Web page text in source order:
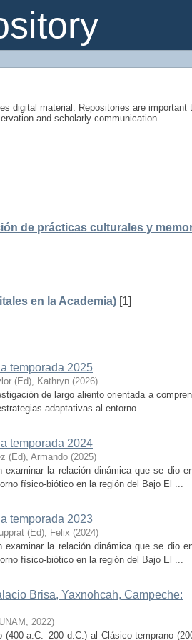
digital material. Repositories are important
and scholarly communication.
de prácticas culturales y
en la Academia) [1]
temporada 2025
(Ed), Kathryn (2026)
de largo aliento orientada a
adaptativas al entorno ...
temporada 2024
(Ed), Armando (2025)
la relación dinámica que se dio
físico-biótico en la región del Bajo El ...
temporada 2023
(Ed), Felix (2024)
la relación dinámica que se dio
físico-biótico en la región del Bajo El ...
Brisa, Yaxnohcah, Campeche:
, 2022)
a.C.–200 d.C.) al Clásico temprano